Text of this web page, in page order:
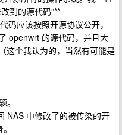
到的源代码”**
码应该按照开源协议公开，
openwrt 的源代码，并且大
这个我认为的，当然有可能是
。
NAS 中修改了的被传染的开